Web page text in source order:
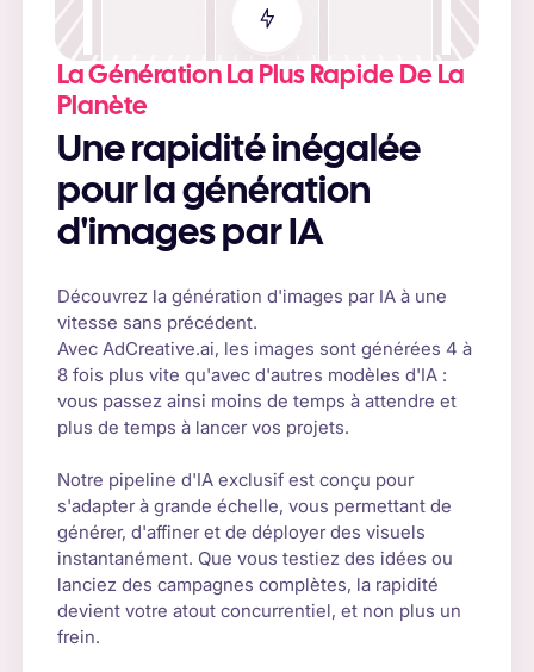
La Génération La Plus Rapide De La
Planète
Une rapidité inégalée
pour la génération
d'images par IA
Découvrez la génération d'images par IA à une
vitesse sans précédent.
Avec AdCreative.ai, les images sont générées 4 à
8 fois plus vite qu'avec d'autres modèles d'IA :
vous passez ainsi moins de temps à attendre et
plus de temps à lancer vos projets.
Notre pipeline d'IA exclusif est conçu pour
s'adapter à grande échelle, vous permettant de
générer, d'affiner et de déployer des visuels
instantanément. Que vous testiez des idées ou
lanciez des campagnes complètes, la rapidité
devient votre atout concurrentiel, et non plus un
frein.